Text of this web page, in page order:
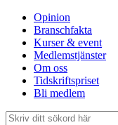
Opinion
Branschfakta
Kurser & event
Medlemstjänster
Om oss
Tidskriftspriset
Bli medlem